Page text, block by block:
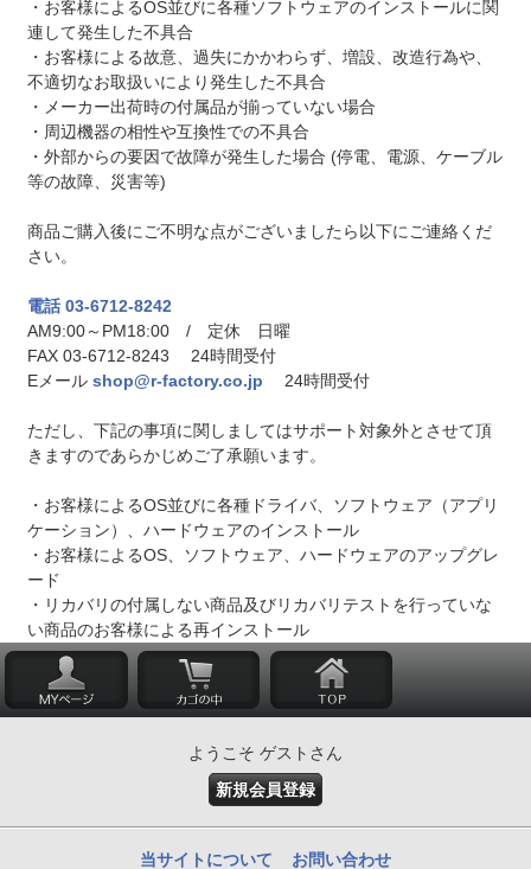
・お客様によるOS並びに各種ソフトウェアのインストールに関
連して発生した不具合
・お客様による故意、過失にかかわらず、増設、改造行為や、
不適切なお取扱いにより発生した不具合
・メーカー出荷時の付属品が揃っていない場合
・周辺機器の相性や互換性での不具合
・外部からの要因で故障が発生した場合 (停電、電源、ケーブル
等の故障、災害等)
商品ご購入後にご不明な点がございましたら以下にご連絡くだ
さい。
電話 03-6712-8242
AM9:00～PM18:00 / 定休 日曜
FAX 03-6712-8243 24時間受付
Eメール shop@r-factory.co.jp 24時間受付
ただし、下記の事項に関しましてはサポート対象外とさせて頂
きますのであらかじめご了承願います。
・お客様によるOS並びに各種ドライバ、ソフトウェア（アプリ
ケーション）、ハードウェアのインストール
・お客様によるOS、ソフトウェア、ハードウェアのアップグレ
ード
・リカバリの付属しない商品及びリカバリテストを行っていな
い商品のお客様による再インストール
ようこそ ゲストさん
新規会員登録
当サイトについて お問い合わせ